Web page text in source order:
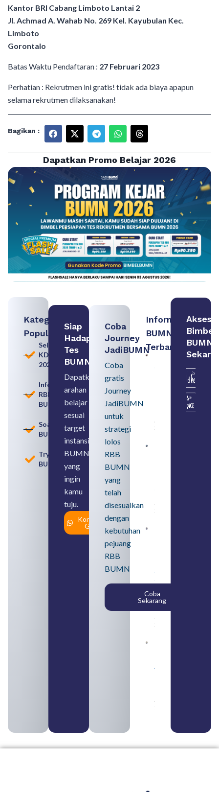
Kantor BRI Cabang Limboto Lantai 2
Jl. Achmad A. Wahab No. 269 Kel. Kayubulan Kec.
Limboto
Gorontalo
Batas Waktu Pendaftaran : 27 Februari 2023
Perhatian : Rekrutmen ini gratis! tidak ada biaya apapun
selama rekrutmen dilaksanakan!
Bagikan :
Dapatkan Promo Belajar 2026
Kategori
Populer
Seleksi
KDKMP
2026
Informasi
RBB
BUMN
Soal
BUMN
Tryout
BUMN
Siap
Hadapi
Tes
BUMN
Dapatkan
arahan
belajar
sesuai
target
instansi
BUMN
yang
ingin
kamu
tuju.
Konsultasi
Gratis
Coba
Journey
JadiBUMN
Coba
gratis
Journey
JadiBUMN
untuk
strategi
lolos
RBB
BUMN
yang
telah
disesuaikan
dengan
kebutuhan
pejuang
RBB
BUMN
Coba
Sekarang
Informasi
BUMN
Terbaru:
Persiapan
Seleksi
Rekrutmen
Memahami
August 8,
2026
August 6,
2026
SMA
Syarat,
Posisi,
dan
Cara
Daftar
August 5,
2026
yang
August 4,
2026
Akses
Bimbel
BUMN